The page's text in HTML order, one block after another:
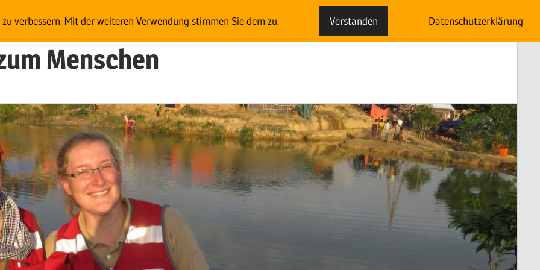
Menschen
verbessern. Mit der weiteren Verwendung stimmen Sie dem zu. Verstanden Datenschutzerklärung